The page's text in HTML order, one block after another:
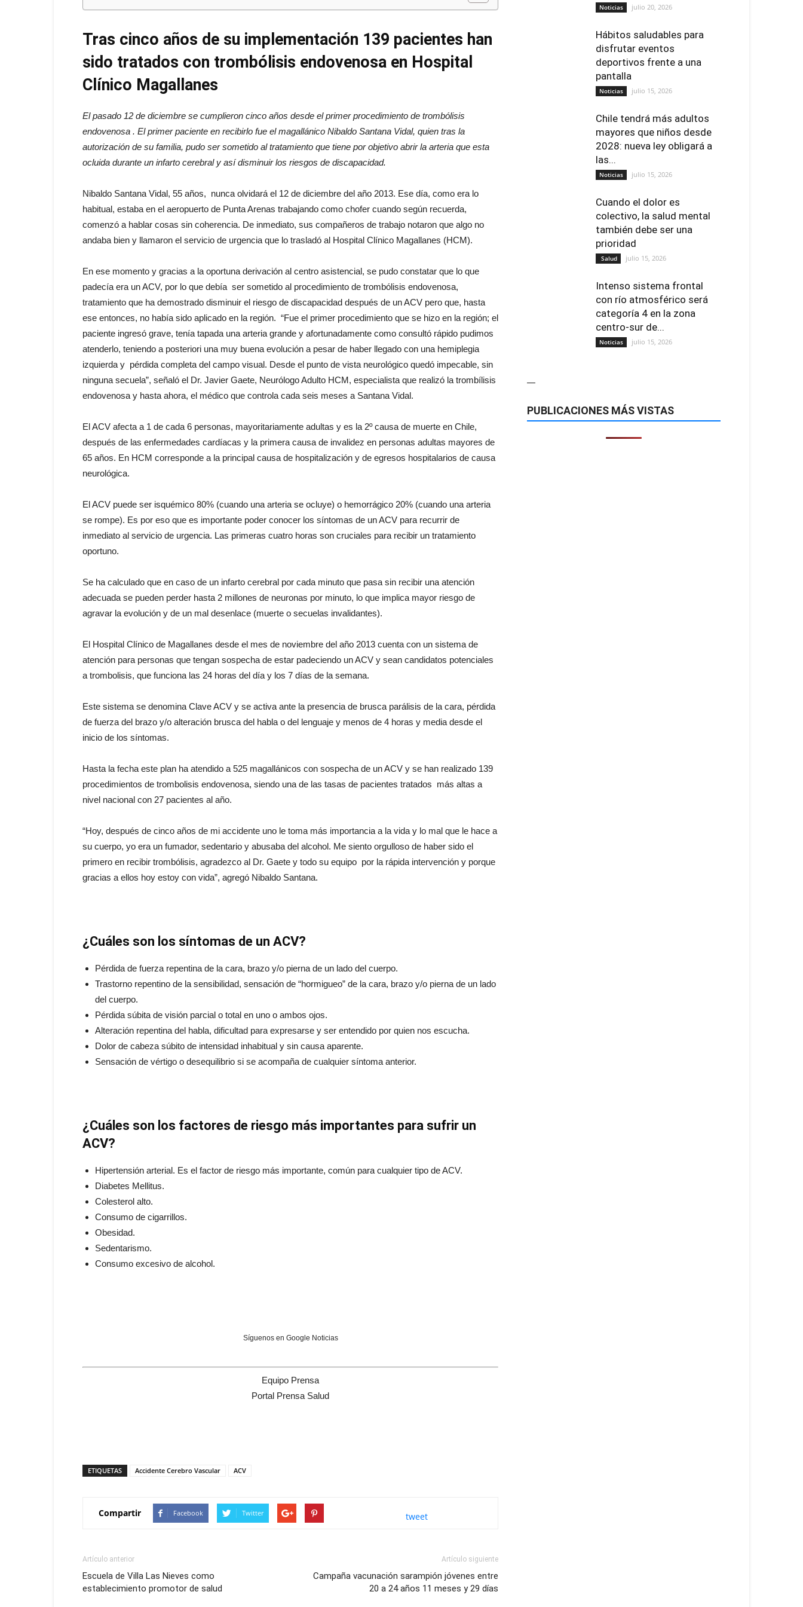
Tras cinco años de su implementación 139 pacientes han
sido tratados con trombólisis endovenosa en Hospital
Clínico Magallanes
El pasado 12 de diciembre se cumplieron cinco años desde el primer procedimiento de trombólisis
endovenosa . El primer paciente en recibirlo fue el magallánico Nibaldo Santana Vidal, quien tras la
autorización de su familia, pudo ser sometido al tratamiento que tiene por objetivo abrir la arteria que esta
ocluida durante un infarto cerebral y así disminuir los riesgos de discapacidad.
Nibaldo Santana Vidal, 55 años, nunca olvidará el 12 de diciembre del año 2013. Ese día, como era lo
habitual, estaba en el aeropuerto de Punta Arenas trabajando como chofer cuando según recuerda,
comenzó a hablar cosas sin coherencia. De inmediato, sus compañeros de trabajo notaron que algo no
andaba bien y llamaron el servicio de urgencia que lo trasladó al Hospital Clínico Magallanes (HCM).
En ese momento y gracias a la oportuna derivación al centro asistencial, se pudo constatar que lo que
padecía era un ACV, por lo que debía ser sometido al procedimiento de trombólisis endovenosa,
tratamiento que ha demostrado disminuir el riesgo de discapacidad después de un ACV pero que, hasta
ese entonces, no había sido aplicado en la región. “Fue el primer procedimiento que se hizo en la región; el
paciente ingresó grave, tenía tapada una arteria grande y afortunadamente como consultó rápido pudimos
atenderlo, teniendo a posteriori una muy buena evolución a pesar de haber llegado con una hemiplegia
izquierda y pérdida completa del campo visual. Desde el punto de vista neurológico quedó impecable, sin
ninguna secuela”, señaló el Dr. Javier Gaete, Neurólogo Adulto HCM, especialista que realizó la trombílisis
endovenosa y hasta ahora, el médico que controla cada seis meses a Santana Vidal.
El ACV afecta a 1 de cada 6 personas, mayoritariamente adultas y es la 2º causa de muerte en Chile,
después de las enfermedades cardíacas y la primera causa de invalidez en personas adultas mayores de
65 años. En HCM corresponde a la principal causa de hospitalización y de egresos hospitalarios de causa
neurológica.
El ACV puede ser isquémico 80% (cuando una arteria se ocluye) o hemorrágico 20% (cuando una arteria
se rompe). Es por eso que es importante poder conocer los síntomas de un ACV para recurrir de
inmediato al servicio de urgencia. Las primeras cuatro horas son cruciales para recibir un tratamiento
oportuno.
Se ha calculado que en caso de un infarto cerebral por cada minuto que pasa sin recibir una atención
adecuada se pueden perder hasta 2 millones de neuronas por minuto, lo que implica mayor riesgo de
agravar la evolución y de un mal desenlace (muerte o secuelas invalidantes).
El Hospital Clínico de Magallanes desde el mes de noviembre del año 2013 cuenta con un sistema de
atención para personas que tengan sospecha de estar padeciendo un ACV y sean candidatos potenciales
a trombolisis, que funciona las 24 horas del día y los 7 días de la semana.
Este sistema se denomina Clave ACV y se activa ante la presencia de brusca parálisis de la cara, pérdida
de fuerza del brazo y/o alteración brusca del habla o del lenguaje y menos de 4 horas y media desde el
inicio de los síntomas.
Hasta la fecha este plan ha atendido a 525 magallánicos con sospecha de un ACV y se han realizado 139
procedimientos de trombolisis endovenosa, siendo una de las tasas de pacientes tratados más altas a
nivel nacional con 27 pacientes al año.
“Hoy, después de cinco años de mi accidente uno le toma más importancia a la vida y lo mal que le hace a
su cuerpo, yo era un fumador, sedentario y abusaba del alcohol. Me siento orgulloso de haber sido el
primero en recibir trombólisis, agradezco al Dr. Gaete y todo su equipo por la rápida intervención y porque
gracias a ellos hoy estoy con vida”, agregó Nibaldo Santana.
¿Cuáles son los síntomas de un ACV?
Pérdida de fuerza repentina de la cara, brazo y/o pierna de un lado del cuerpo.
Trastorno repentino de la sensibilidad, sensación de “hormigueo” de la cara, brazo y/o pierna de un lado
del cuerpo.
Pérdida súbita de visión parcial o total en uno o ambos ojos.
Alteración repentina del habla, dificultad para expresarse y ser entendido por quien nos escucha.
Dolor de cabeza súbito de intensidad inhabitual y sin causa aparente.
Sensación de vértigo o desequilibrio si se acompaña de cualquier síntoma anterior.
¿Cuáles son los factores de riesgo más importantes para sufrir un
ACV?
Hipertensión arterial. Es el factor de riesgo más importante, común para cualquier tipo de ACV.
Diabetes Mellitus.
Colesterol alto.
Consumo de cigarrillos.
Obesidad.
Sedentarismo.
Consumo excesivo de alcohol.
Síguenos en Google Noticias
Equipo Prensa
Portal Prensa Salud
ETIQUETAS Accidente Cerebro Vascular ACV
Compartir Facebook Twitter tweet
Artículo anterior
Escuela de Villa Las Nieves como
establecimiento promotor de salud
Artículo siguiente
Campaña vacunación sarampión jóvenes entre
20 a 24 años 11 meses y 29 días
Noticias julio 20, 2026
Hábitos saludables para
disfrutar eventos
deportivos frente a una
pantalla
Noticias julio 15, 2026
Chile tendrá más adultos
mayores que niños desde
2028: nueva ley obligará a
las...
Noticias julio 15, 2026
Cuando el dolor es
colectivo, la salud mental
también debe ser una
prioridad
Salud julio 15, 2026
Intenso sistema frontal
con río atmosférico será
categoría 4 en la zona
centro-sur de...
Noticias julio 15, 2026
—
PUBLICACIONES MÁS VISTAS